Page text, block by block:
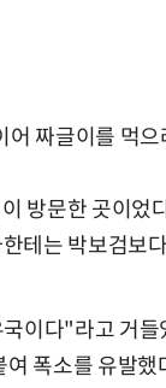
짜글이를 먹으
방문한 곳이
테는 박보검보
이다"라고 거
폭소를 유발했